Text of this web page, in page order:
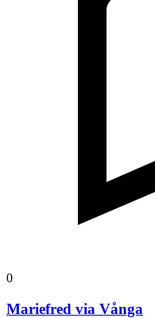
0
Mariefred via Vånga